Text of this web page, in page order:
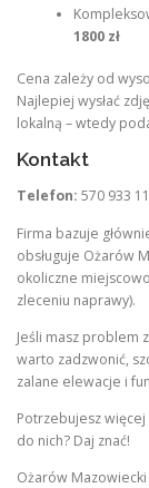
1800 zł
Cena zależy od
Najlepiej wysłać
lokalną – wtedy
Kontakt
Telefon: 570 933
Firma bazuje
obsługuje Ożarów
okoliczne
zleceniu naprawy).
Jeśli masz problem
warto zadzwonić,
zalane elewacje i
Potrzebujesz
do nich? Daj znać!
Ożarów